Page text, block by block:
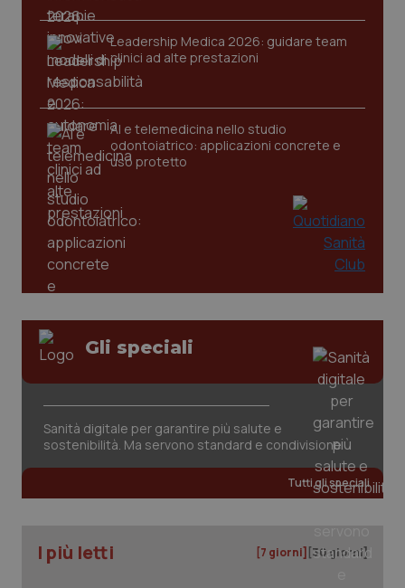
Leadership Medica 2026: guidare team
clinici ad alte prestazioni
AI e telemedicina nello studio
odontoiatrico: applicazioni concrete e
uso protetto
Gli speciali
Sanità digitale per garantire più salute e
sostenibilità. Ma servono standard e condivisione
Tutti gli speciali
I più letti [7 giorni] [30 giorni]
CookieScriptConsent
tracking-sites-ironfish-
www.quotidianosanita.it